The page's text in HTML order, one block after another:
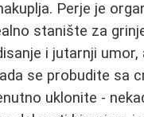
Perje je
stanište za
i jutarnji
se probudite sa
uklonite -